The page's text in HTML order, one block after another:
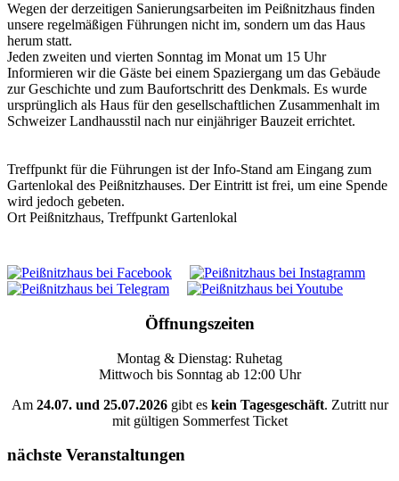
Wegen der derzeitigen Sanierungsarbeiten im Peißnitzhaus finden
unsere regelmäßigen Führungen nicht im, sondern um das Haus
herum statt.
Jeden zweiten und vierten Sonntag im Monat um 15 Uhr
Informieren wir die Gäste bei einem Spaziergang um das Gebäude
zur Geschichte und zum Baufortschritt des Denkmals. Es wurde
ursprünglich als Haus für den gesellschaftlichen Zusammenhalt im
Schweizer Landhausstil nach nur einjähriger Bauzeit errichtet.
Treffpunkt für die Führungen ist der Info-Stand am Eingang zum
Gartenlokal des Peißnitzhauses. Der Eintritt ist frei, um eine Spende
wird jedoch gebeten.
Ort Peißnitzhaus, Treffpunkt Gartenlokal
Öffnungszeiten
Montag & Dienstag: Ruhetag
Mittwoch bis Sonntag ab 12:00 Uhr
Am 24.07. und 25.07.2026gibt eskein Tagesgeschäft. Zutritt nur
mit gültigen Sommerfest Ticket
nächste Veranstaltungen